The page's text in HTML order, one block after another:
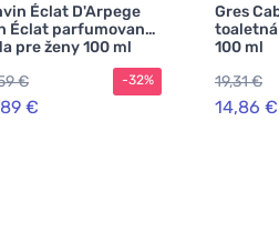
Éclat D'Arpege
Éclat parfumovaná
pre ženy 100 ml
€
€
-32%
Gres
toaletná
100 ml
19,31 €
14,86 €